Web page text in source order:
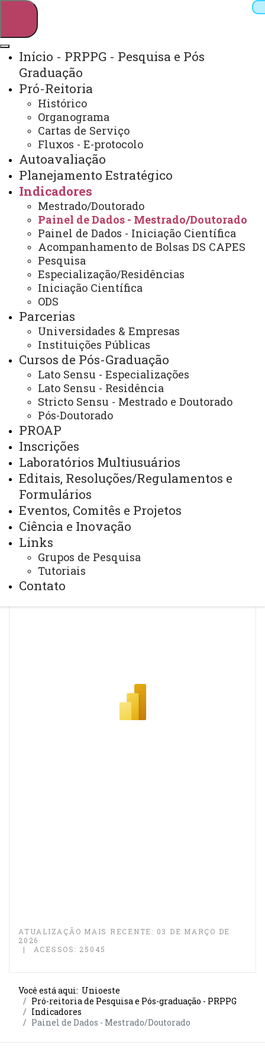
Webmail Sistemas
Arquivo Virtual
Campus
Início - PRPPG - Pesquisa e Pós
Graduação
Pró-Reitoria
Histórico
Organograma
Cartas de Serviço
Fluxos - E-protocolo
Autoavaliação
Planejamento Estratégico
Indicadores
Mestrado/Doutorado
Painel de Dados - Mestrado/Doutorado
Painel de Dados - Iniciação Científica
Acompanhamento de Bolsas DS CAPES
Pesquisa
Especialização/Residências
Iniciação Científica
ODS
Parcerias
Universidades & Empresas
Instituições Públicas
Cursos de Pós-Graduação
Lato Sensu - Especializações
Lato Sensu - Residência
Stricto Sensu - Mestrado e Doutorado
Pós-Doutorado
PROAP
Inscrições
Laboratórios Multiusuários
Editais, Resoluções/Regulamentos e
Formulários
Eventos, Comitês e Projetos
Ciência e Inovação
Links
Grupos de Pesquisa
Tutoriais
Contato
graduação
Inscrições na Pós-
graduação
Projetos e Grupos de
Pesquisa
Editais
de Dados - Mestrado e Doutorado
Painel de Dados -
Mestrado/Doutorado
ATUALIZAÇÃO MAIS RECENTE: 03 DE MARÇO DE
2026
ACESSOS: 25045
Você está aqui: Unioeste
Pró-reitoria de Pesquisa e Pós-graduação - PRPPG
Indicadores
Painel de Dados - Mestrado/Doutorado